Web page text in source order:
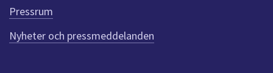
e
n
n
a
Pressrum
Nyheter och pressmeddelanden